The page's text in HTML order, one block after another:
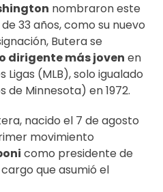
nombraron este
de 33 años, como su nuevo
Butera se
dirigente más joven en
Ligas (MLB), solo igualado
de Minnesota) en 1972.
nacido el 7 de agosto
movimiento
como presidente de
que asumió el